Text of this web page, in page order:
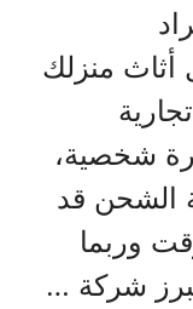
منزلك
شخصية،
الشحن قد
وربما
شركة …